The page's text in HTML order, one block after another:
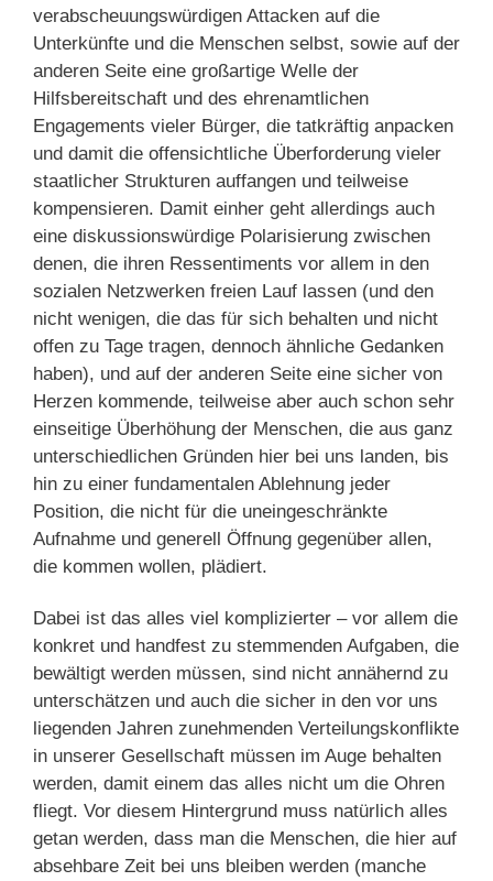
verabscheuungswürdigen Attacken auf die
Unterkünfte und die Menschen selbst, sowie auf der
anderen Seite eine großartige Welle der
Hilfsbereitschaft und des ehrenamtlichen
Engagements vieler Bürger, die tatkräftig anpacken
und damit die offensichtliche Überforderung vieler
staatlicher Strukturen auffangen und teilweise
kompensieren. Damit einher geht allerdings auch
eine diskussionswürdige Polarisierung zwischen
denen, die ihren Ressentiments vor allem in den
sozialen Netzwerken freien Lauf lassen (und den
nicht wenigen, die das für sich behalten und nicht
offen zu Tage tragen, dennoch ähnliche Gedanken
haben), und auf der anderen Seite eine sicher von
Herzen kommende, teilweise aber auch schon sehr
einseitige Überhöhung der Menschen, die aus ganz
unterschiedlichen Gründen hier bei uns landen, bis
hin zu einer fundamentalen Ablehnung jeder
Position, die nicht für die uneingeschränkte
Aufnahme und generell Öffnung gegenüber allen,
die kommen wollen, plädiert.
Dabei ist das alles viel komplizierter – vor allem die
konkret und handfest zu stemmenden Aufgaben, die
bewältigt werden müssen, sind nicht annähernd zu
unterschätzen und auch die sicher in den vor uns
liegenden Jahren zunehmenden Verteilungskonflikte
in unserer Gesellschaft müssen im Auge behalten
werden, damit einem das alles nicht um die Ohren
fliegt. Vor diesem Hintergrund muss natürlich alles
getan werden, dass man die Menschen, die hier auf
absehbare Zeit bei uns bleiben werden (manche